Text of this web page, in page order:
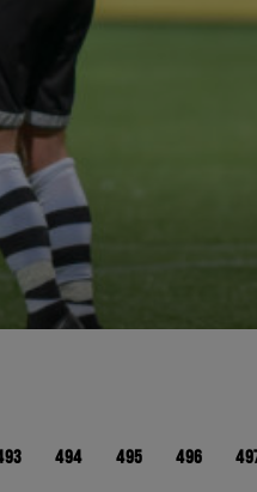
494 495 496